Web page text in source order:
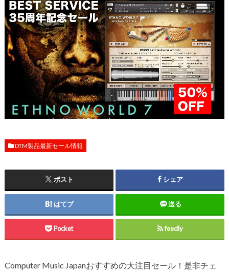
DTM製品最新セール情報
ポスト シェア
はてブ 送る
Pocket feedly
Computer Music Japanおすすめの大注目セール！是非チェ